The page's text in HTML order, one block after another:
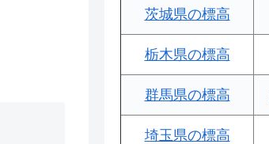
茨城県の標高
栃木県の標高
群馬県の標高
埼玉県の標高